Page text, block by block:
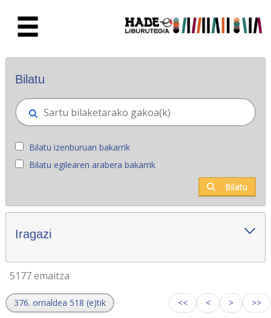
Eskuratu berriak - Liburutegia
Bilatu
Bilatu izenburuan bakarrik
Bilatu egilearen arabera bakarrik
Bilatu
Iragazi
5177 emaitza
376. orrialdea 518 (e)tik << < > >>